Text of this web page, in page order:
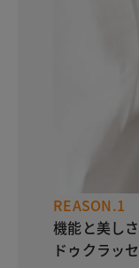
REASON.1
機能と美し
ドゥクラッ